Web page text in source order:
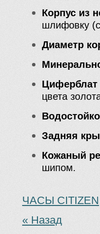
Корпус из
шлифовку
Диаметр
Циферблат
цвета
Задняя
Кожаный
шипом.
ЧАСЫ CITIZEN
« Назад